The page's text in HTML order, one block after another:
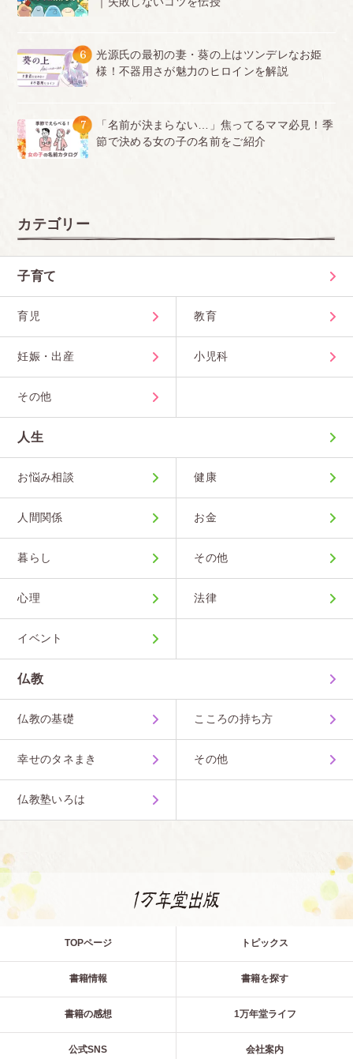
6
光源氏の最初の妻・葵の上はツンデレなお姫
様！不器用さが魅力のヒロインを解説
7
「名前が決まらない…」焦ってるママ必見！季
節で決める女の子の名前をご紹介
カテゴリー
子育て
育児 教育
妊娠・出産 小児科
その他
人生
お悩み相談 健康
人間関係 お金
暮らし その他
心理 法律
イベント
仏教
仏教の基礎 こころの持ち方
幸せのタネまき その他
仏教塾いろは
TOPページ トピックス
書籍情報 書籍を探す
書籍の感想 1万年堂ライフ
公式SNS 会社案内